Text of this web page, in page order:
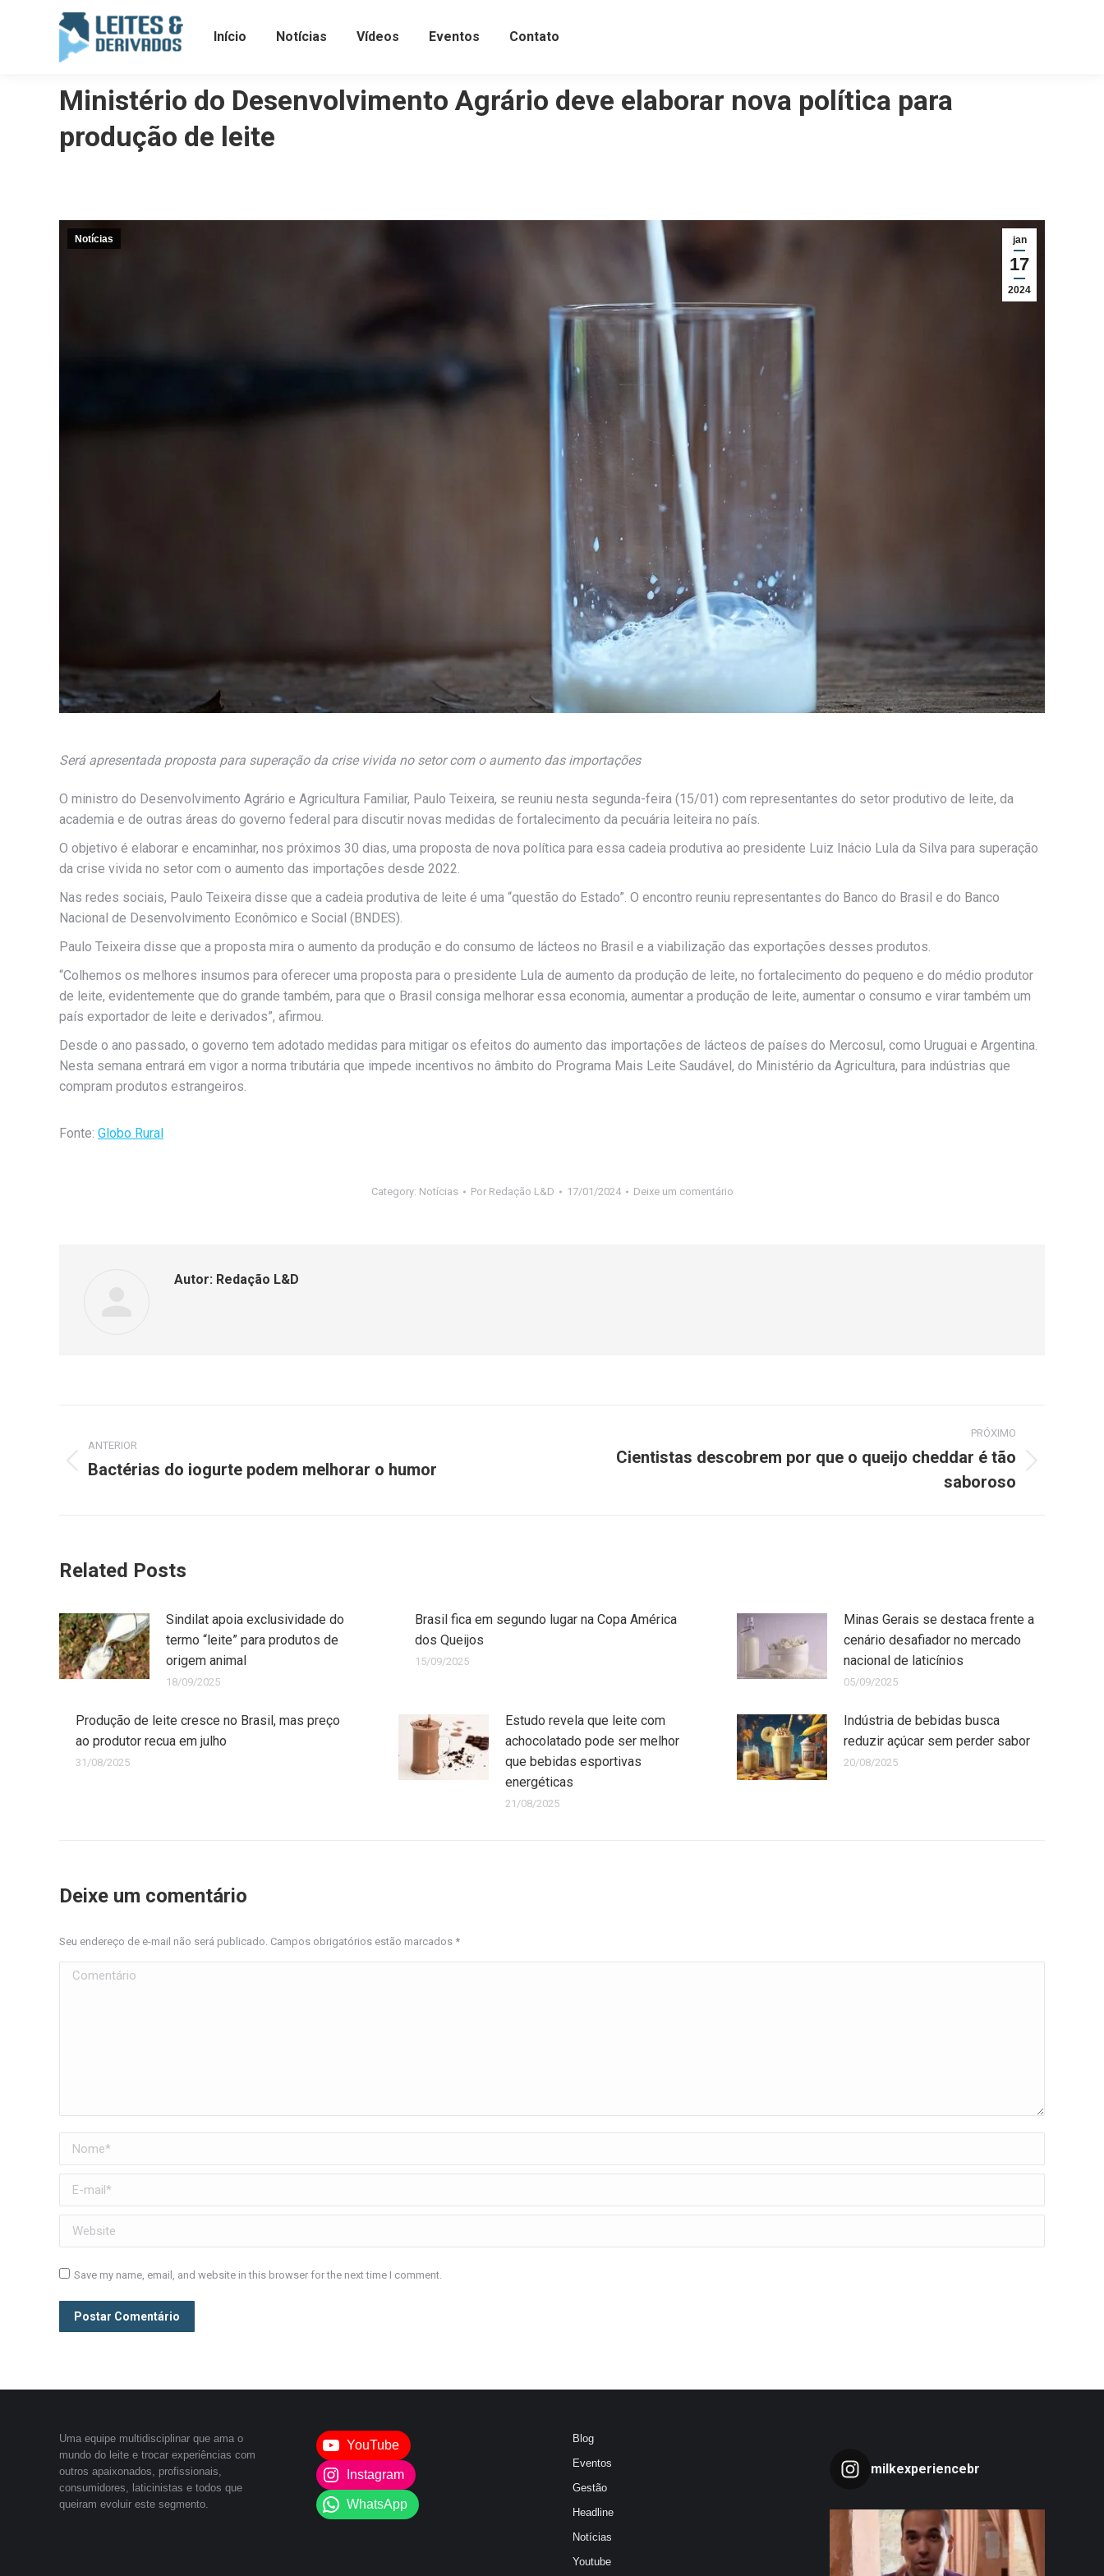
Início Notícias Vídeos Eventos Contato
Ministério do Desenvolvimento Agrário deve elaborar nova política para
produção de leite
jan
17
2024
Notícias
Será apresentada proposta para superação da crise vivida no setor com o aumento das importações
O ministro do Desenvolvimento Agrário e Agricultura Familiar, Paulo Teixeira, se reuniu nesta segunda-feira (15/01) com representantes do setor produtivo de leite, da
academia e de outras áreas do governo federal para discutir novas medidas de fortalecimento da pecuária leiteira no país.
O objetivo é elaborar e encaminhar, nos próximos 30 dias, uma proposta de nova política para essa cadeia produtiva ao presidente Luiz Inácio Lula da Silva para superação
da crise vivida no setor com o aumento das importações desde 2022.
Nas redes sociais, Paulo Teixeira disse que a cadeia produtiva de leite é uma “questão do Estado”. O encontro reuniu representantes do Banco do Brasil e do Banco
Nacional de Desenvolvimento Econômico e Social (BNDES).
Paulo Teixeira disse que a proposta mira o aumento da produção e do consumo de lácteos no Brasil e a viabilização das exportações desses produtos.
“Colhemos os melhores insumos para oferecer uma proposta para o presidente Lula de aumento da produção de leite, no fortalecimento do pequeno e do médio produtor
de leite, evidentemente que do grande também, para que o Brasil consiga melhorar essa economia, aumentar a produção de leite, aumentar o consumo e virar também um
país exportador de leite e derivados”, afirmou.
Desde o ano passado, o governo tem adotado medidas para mitigar os efeitos do aumento das importações de lácteos de países do Mercosul, como Uruguai e Argentina.
Nesta semana entrará em vigor a norma tributária que impede incentivos no âmbito do Programa Mais Leite Saudável, do Ministério da Agricultura, para indústrias que
compram produtos estrangeiros.
Fonte: Globo Rural
Category: Notícias Por Redação L&D 17/01/2024 Deixe um comentário
Autor: Redação L&D
ANTERIOR
Bactérias do iogurte podem melhorar o humor
PRÓXIMO
Cientistas descobrem por que o queijo cheddar é tão
saboroso
Related Posts
Sindilat apoia exclusividade do
termo “leite” para produtos de
origem animal
18/09/2025
Brasil fica em segundo lugar na Copa América
dos Queijos
15/09/2025
Minas Gerais se destaca frente a
cenário desafiador no mercado
nacional de laticínios
05/09/2025
Produção de leite cresce no Brasil, mas preço
ao produtor recua em julho
31/08/2025
Estudo revela que leite com
achocolatado pode ser melhor
que bebidas esportivas
energéticas
21/08/2025
Indústria de bebidas busca
reduzir açúcar sem perder sabor
20/08/2025
Deixe um comentário
Seu endereço de e-mail não será publicado. Campos obrigatórios estão marcados *
Comentário
Nome *
E-mail *
Website
Save my name, email, and website in this browser for the next time I comment.
Postar Comentário
Uma equipe multidisciplinar que ama o
mundo do leite e trocar experiências com
outros apaixonados, profissionais,
consumidores, laticinistas e todos que
queiram evoluir este segmento.
YouTube
Instagram
WhatsApp
Blog
Eventos
Gestão
Headline
Notícias
Youtube
milkexperiencebr